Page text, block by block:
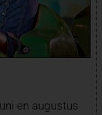
en augustus